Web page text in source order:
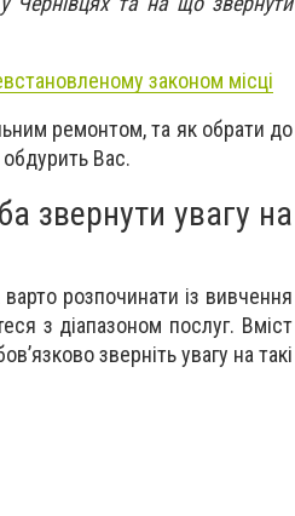
законом місці
ремонтом, та як обрати до
обдурить Вас.
звернути увагу на
розпочинати із вивчення
з діапазоном послуг. Вміст
зверніть увагу на такі